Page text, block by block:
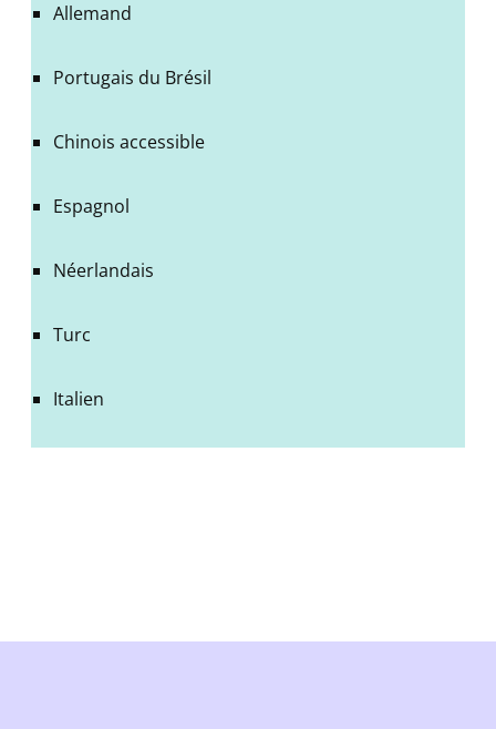
Allemand
Portugais du Brésil
Chinois accessible
Espagnol
Néerlandais
Turc
Italien